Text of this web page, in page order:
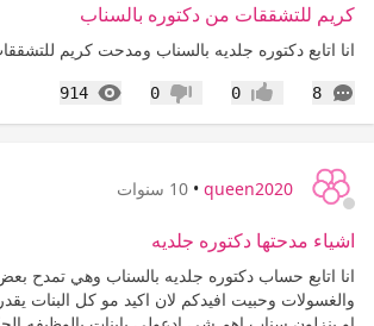
كريم للتشققات من دكتوره بالسناب
انا اتابع دكتوره جلديه بالسناب ومدحت كريم
8
التعليقات إعجاب0 عدم إعجاب
0
914
المشاهدات
queen2020
• 10 سنوات
اشياء مدحتها دكتوره جلديه
انا اتابع حساب دكتوره جلديه بالسناب وهي تمدح
والغسولات وحبيت افيدكم لان اكيد مو كل البنات